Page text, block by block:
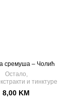
сремуша – Чолић
Остало,
и тинктуре
8,00 KM